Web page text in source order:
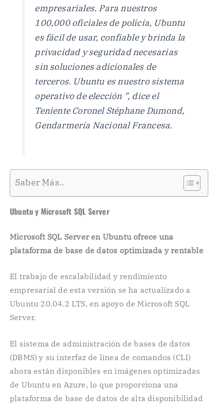
empresariales. Para nuestros
100,000 oficiales de policía, Ubuntu
es fácil de usar, confiable y brinda la
privacidad y seguridad necesarias
sin soluciones adicionales de
terceros. Ubuntu es nuestro sistema
operativo de elección ”, dice el
Teniente Coronel Stéphane Dumond,
Gendarmería Nacional Francesa.
Saber Más..
Ubuntu y Microsoft SQL Server
Microsoft SQL Server en Ubuntu ofrece una
plataforma de base de datos optimizada y rentable
El trabajo de escalabilidad y rendimiento
empresarial de esta versión se ha actualizado a
Ubuntu 20.04.2 LTS, en apoyo de Microsoft SQL
Server.
El sistema de administración de bases de datos
(DBMS) y su interfaz de línea de comandos (CLI)
ahora están disponibles en imágenes optimizadas
de Ubuntu en Azure, lo que proporciona una
plataforma de base de datos de alta disponibilidad